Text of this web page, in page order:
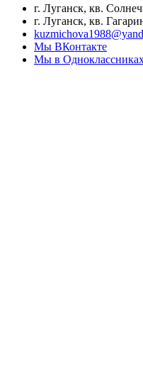
г. Луганск, кв.
г. Луганск, кв.
Мы ВКонтакте
Мы в